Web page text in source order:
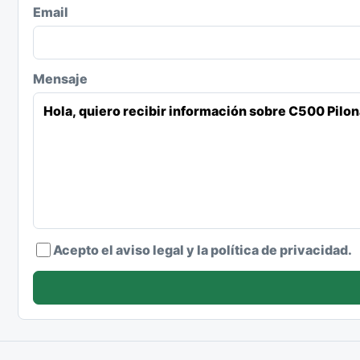
Email
Mensaje
Acepto el aviso legal y la política de privacidad.